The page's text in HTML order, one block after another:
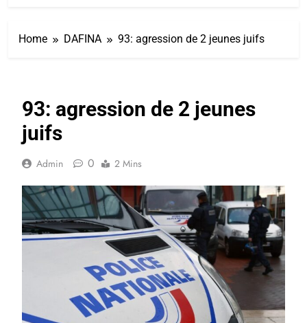
Home DAFINA 93: agression de 2 jeunes juifs
93: agression de 2 jeunes
juifs
Admin 0 2 Mins